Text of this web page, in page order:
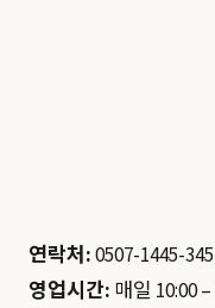
연락처:0507-1445-
영업시간: 매일 10:00